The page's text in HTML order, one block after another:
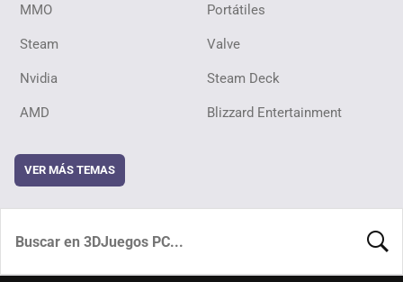
MMO Portátiles
Steam Valve
Nvidia Steam Deck
AMD Blizzard Entertainment
VER MÁS TEMAS